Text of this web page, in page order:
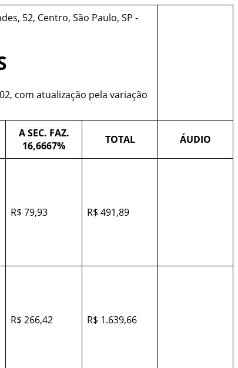
52, Centro, São Paulo, SP -
com atualização pela variação
A SEC. FAZ.
16,6667%
TOTAL ÁUDIO
R$ 79,93 R$ 491,89
R$ 266,42 R$ 1.639,66